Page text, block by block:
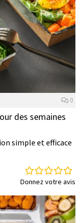
0
des semaines
simple et efficace
Donnez votre avis